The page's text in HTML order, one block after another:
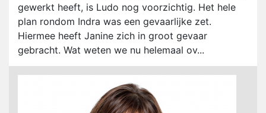
gewerkt heeft, is Ludo nog voorzichtig. Het hele
plan rondom Indra was een gevaarlijke zet.
Hiermee heeft Janine zich in groot gevaar
gebracht. Wat weten we nu helemaal ov...